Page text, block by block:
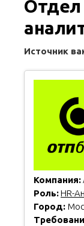
Отдел
Источник
Компания:
Роль:HR-
Город: